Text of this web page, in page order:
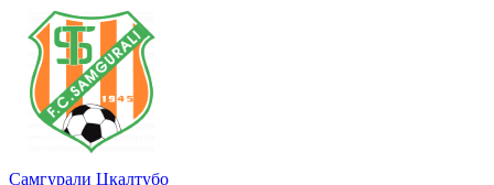
Самгурали Цкалтубо